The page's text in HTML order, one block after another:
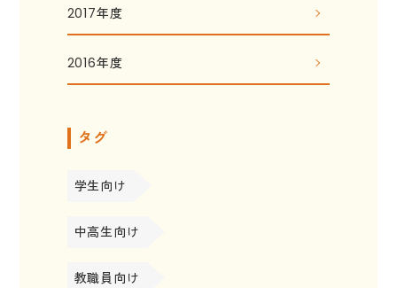
2017年度
2016年度
タグ
学生向け
中高生向け
教職員向け